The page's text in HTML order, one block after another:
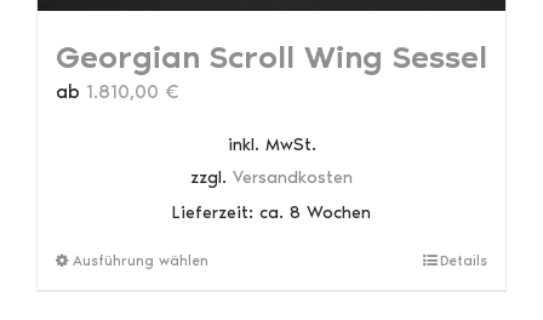
Georgian Scroll Wing Sessel
ab 1.810,00 €
inkl. MwSt.
zzgl. Versandkosten
Lieferzeit: ca. 8 Wochen
Ausführung wählen Details